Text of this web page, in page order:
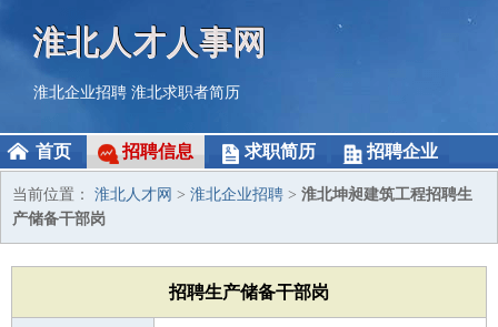
淮北人才人事网
淮北企业招聘 淮北求职者简历
首页 招聘信息 求职简历 招聘企业
当前位置： 淮北人才网 > 淮北企业招聘 > 淮北坤昶建筑工程招聘生
产储备干部岗
招聘生产储备干部岗